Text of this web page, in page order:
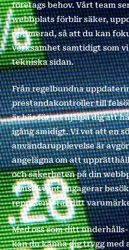
företags behov. Vårt team
webbplats förblir säker,
optimerad, så att du kan
verksamhet samtidigt som
tekniska sidan.
Från regelbundna
prestandakontroller till
är här för att hjälpa dig att
igång smidigt. Vi vet att en
användarupplevelse är
angelägna om att
och säkerheten på din
konsekvent engagerar
representerar ditt
Med oss som ditt
kan du känna dig trygg med